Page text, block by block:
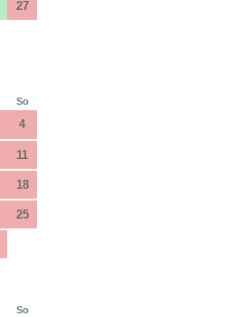
27
So
4
11
18
25
So